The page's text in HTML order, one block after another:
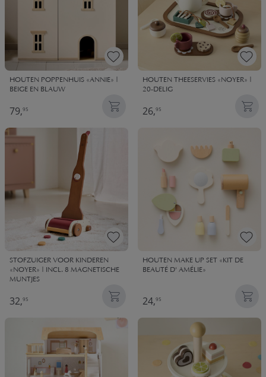
HOUTEN POPPENHUIS «ANNIE» |
BEIGE EN BLAUW
79,95
HOUTEN THEESERVIES «NOYER» |
20-DELIG
26,95
STOFZUIGER VOOR KINDEREN
«NOYER» | INCL. 8 MAGNETISCHE
MUNTJES
32,95
HOUTEN MAKE UP SET «KIT DE
BEAUTÉ D' AMÉLIE»
24,95